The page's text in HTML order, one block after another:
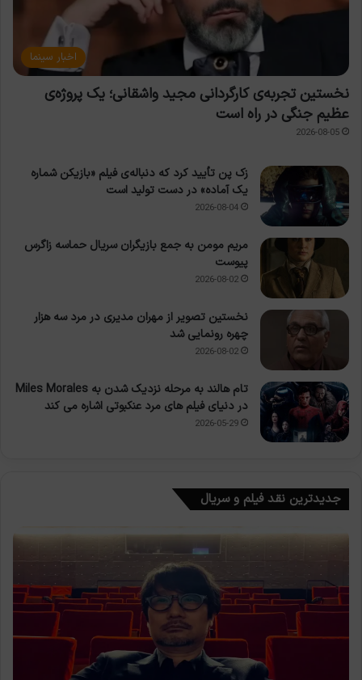
اخبار سینما
نخستین تجربه‌ی کارگردانی مجید واشقانی؛ یک پروژه‌ی
عظیم جنگی در راه است
2026-08-05
زک پن تأیید کرد که دنباله‌ی فیلم «بازیکن شماره
یک آماده» در دست تولید است
2026-08-04
مریم مومن به جمع بازیگران سریال حماسه زاگرس
پیوست
2026-08-02
نخستین تصویر از مهران مدیری در مرد سه هزار
چهره رونمایی شد
2026-08-02
تام هالند به مرحله نزدیک شدن به Miles Morales
در دنیای فیلم های مرد عنکبوتی اشاره می کند
2026-05-29
جدیدترین نقد فیلم و سریال